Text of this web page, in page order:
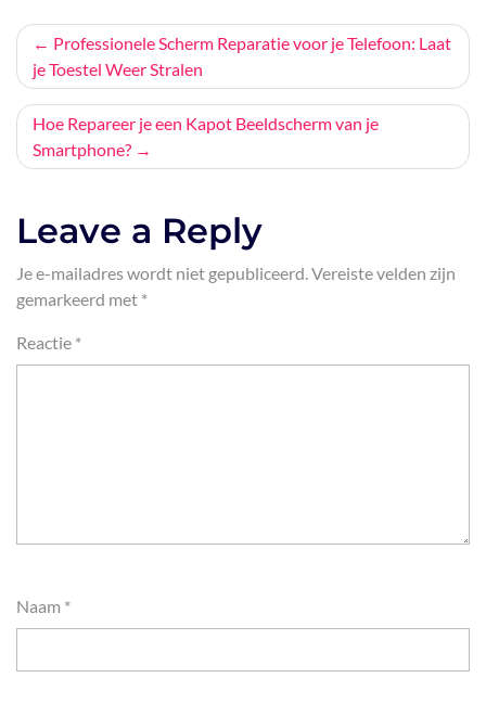
Bericht
navigatie
Professionele Scherm Reparatie voor je Telefoon: Laat
je Toestel Weer Stralen
Hoe Repareer je een Kapot Beeldscherm van je
Smartphone?
Leave a Reply
Je e-mailadres wordt niet gepubliceerd.Vereiste velden zijn
gemarkeerd met *
Reactie *
Naam *